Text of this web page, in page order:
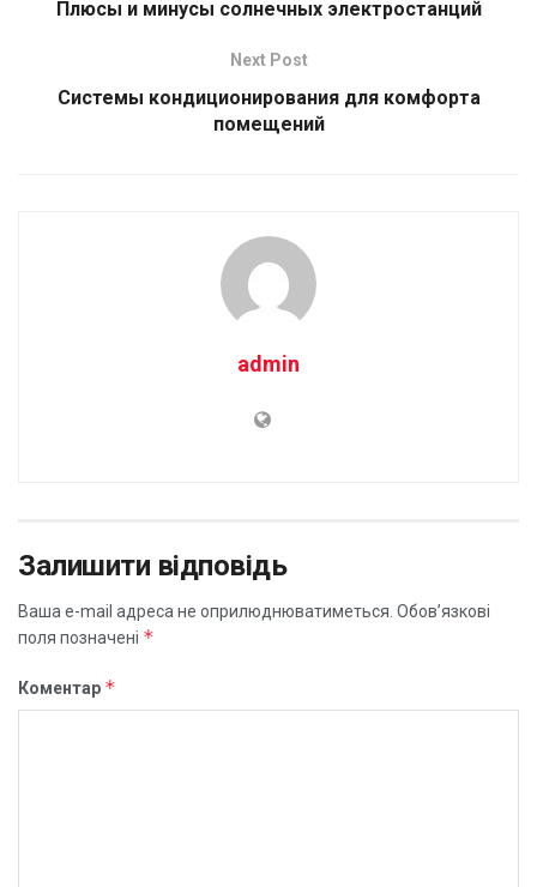
Плюсы и минусы солнечных электростанций
Next Post
Системы кондиционирования для комфорта
помещений
admin
Залишити відповідь
Ваша e-mail адреса не оприлюднюватиметься. Обов’язкові
поля позначені *
Коментар *